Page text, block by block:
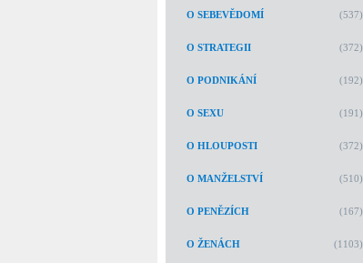
O SEBEVĚDOMÍ (537)
O STRATEGII (372)
O PODNIKÁNÍ (192)
O SEXU (191)
O HLOUPOSTI (372)
O MANŽELSTVÍ (510)
O PENĚZÍCH (167)
O ŽENÁCH (1103)